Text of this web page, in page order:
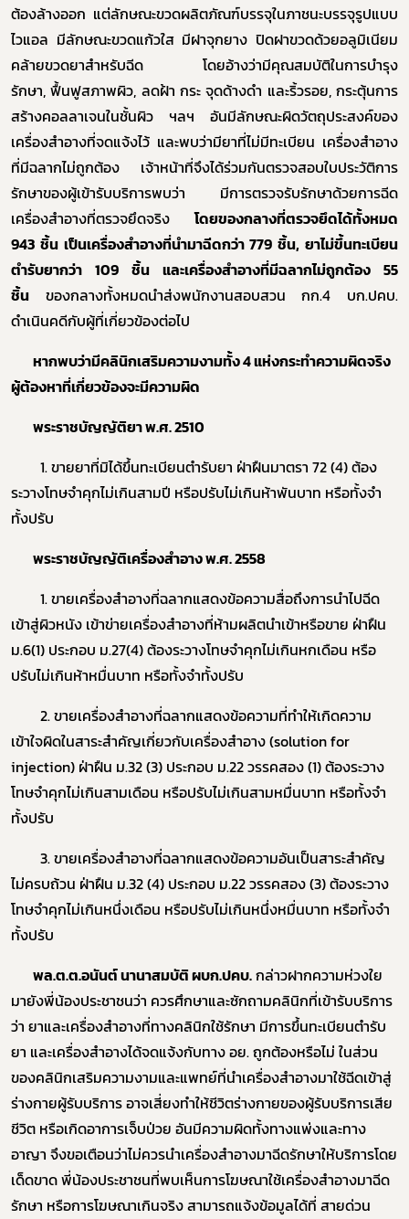
ต้องล้างออก แต่ลักษณะขวดผลิตภัณฑ์บรรจุในภาชนะบรรจุรูปแบบ
ไวแอล มีลักษณะขวดแก้วใส มีฝาจุกยาง ปิดฝาขวดด้วยอลูมิเนียม
คล้ายขวดยาสำหรับฉีด โดยอ้างว่ามีคุณสมบัติในการบำรุง
รักษา,ฟื้นฟูสภาพผิว, ลดฝ้า กระ จุดด้างดำ และริ้วรอย, กระตุ้นการ
สร้างคอลลาเจนในชั้นผิว ฯลฯ อันมีลักษณะผิดวัตถุประสงค์ของ
เครื่องสำอางที่จดแจ้งไว้ และพบว่ามียาที่ไม่มีทะเบียน เครื่องสำอาง
ที่มีฉลากไม่ถูกต้อง เจ้าหน้าที่จึงได้ร่วมกันตรวจสอบใบประวัติการ
รักษาของผู้เข้ารับบริการพบว่า มีการตรวจรับรักษาด้วยการฉีด
เครื่องสำอางที่ตรวจยึดจริงโดยของกลางที่ตรวจยึดได้ทั้งหมด
943 ชิ้น เป็นเครื่องสำอางที่นำมาฉีดกว่า 779 ชิ้น, ยาไม่ขึ้นทะเบียน
ตำรับยากว่า 109 ชิ้น และเครื่องสำอางที่มีฉลากไม่ถูกต้อง 55
ชิ้น ของกลางทั้งหมดนำส่งพนักงานสอบสวน กก.4 บก.ปคบ.
ดำเนินคดีกับผู้ที่เกี่ยวข้องต่อไป
หากพบว่ามีคลินิกเสริมความงามทั้ง 4 แห่งกระทำความผิดจริง
ผู้ต้องหาที่เกี่ยวข้องจะมีความผิด
พระราชบัญญัติยา พ.ศ.2510
1. ขายยาที่มิได้ขึ้นทะเบียนตำรับยา ฝ่าฝืนมาตรา 72(4) ต้อง
ระวางโทษจำคุกไม่เกินสามปี หรือปรับไม่เกินห้าพันบาท หรือทั้งจำ
ทั้งปรับ
พระราชบัญญัติเครื่องสำอาง พ.ศ.2558
1. ขายเครื่องสำอางที่ฉลากแสดงข้อความสื่อถึงการนำไปฉีด
เข้าสู่ผิวหนัง เข้าข่ายเครื่องสำอางที่ห้ามผลิตนำเข้าหรือขาย ฝ่าฝืน
ม.6(1) ประกอบ ม.27(4) ต้องระวางโทษจำคุกไม่เกินหกเดือน หรือ
ปรับไม่เกินห้าหมื่นบาท หรือทั้งจำทั้งปรับ
2. ขายเครื่องสำอางที่ฉลากแสดงข้อความที่ทำให้เกิดความ
เข้าใจผิดในสาระสำคัญเกี่ยวกับเครื่องสำอาง (solution for
injection) ฝ่าฝืน ม.32 (3) ประกอบ ม.22วรรคสอง (1) ต้องระวาง
โทษจำคุกไม่เกินสามเดือน หรือปรับไม่เกินสามหมื่นบาท หรือทั้งจำ
ทั้งปรับ
3. ขายเครื่องสำอางที่ฉลากแสดงข้อความอันเป็นสาระสำคัญ
ไม่ครบถ้วน ฝ่าฝืน ม.32 (4) ประกอบ ม.22วรรคสอง (3) ต้องระวาง
โทษจำคุกไม่เกินหนึ่งเดือน หรือปรับไม่เกินหนึ่งหมื่นบาท หรือทั้งจำ
ทั้งปรับ
พล.ต.ต.อนันต์ นานาสมบัติ ผบก.ปคบ.กล่าวฝากความห่วงใย
มายังพี่น้องประชาชนว่า ควรศึกษาและซักถามคลินิกที่เข้ารับบริการ
ว่า ยาและเครื่องสำอางที่ทางคลินิกใช้รักษา มีการขึ้นทะเบียนตำรับ
ยา และเครื่องสำอางได้จดแจ้งกับทาง อย. ถูกต้องหรือไม่ ในส่วน
ของคลินิกเสริมความงามและแพทย์ที่นำเครื่องสำอางมาใช้ฉีดเข้าสู่
ร่างกายผู้รับบริการ อาจเสี่ยงทำให้ชีวิตร่างกายของผู้รับบริการเสีย
ชีวิต หรือเกิดอาการเจ็บป่วย อันมีความผิดทั้งทางแพ่งและทาง
อาญา จึงขอเตือนว่าไม่ควรนำเครื่องสำอางมาฉีดรักษาให้บริการโดย
เด็ดขาด พี่น้องประชาชนที่พบเห็นการโฆษณาใช้เครื่องสำอางมาฉีด
รักษา หรือการโฆษณาเกินจริง สามารถแจ้งข้อมูลได้ที่ สายด่วน
Subscribe
เลือกหัวข้อที่ท่านต้องการ Subscribe